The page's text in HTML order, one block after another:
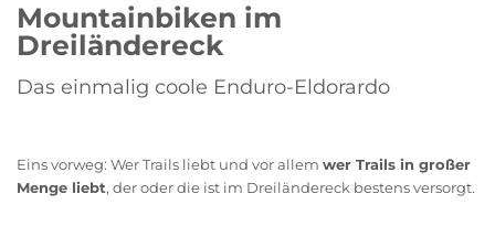
Mountainbiken im
Dreiländereck
Das einmalig coole Enduro-Eldorardo
Eins vorweg: Wer Trails liebt und vor allem wer Trails in großer
Menge liebt, der oder die ist im Dreiländereck bestens versorgt.